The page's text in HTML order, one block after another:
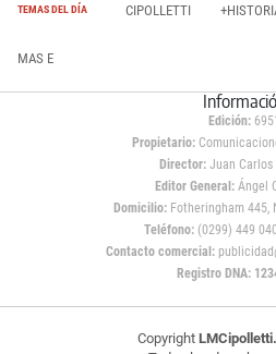
TEMAS DEL DÍA CIPOLLETTI
MAS E
Edición: 6951
Propietario:
Director: Juan Carlos
Editor General:Ángel
Domicilio:Fotheringham 445,
Teléfono: (0299) 449
Contacto comercial:
Registro DNA:
Copyright